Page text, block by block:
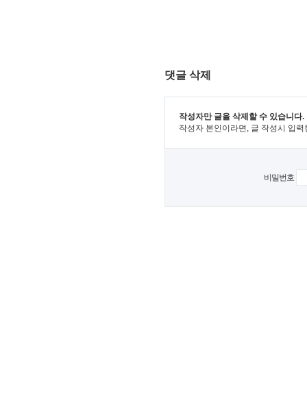
댓글 삭제
작성자만 글을 삭제할 수 있습니다.
작성자 본인이라면, 글 작성시 입
비밀번호